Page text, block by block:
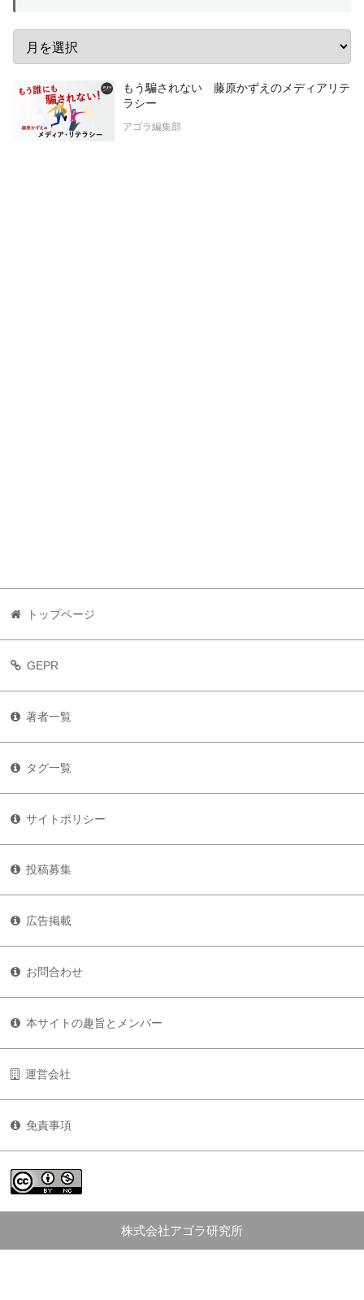
もう騙されない 藤原かずえのメディアリテ
ラシー
アゴラ編集部
トップページ
GEPR
著者一覧
タグ一覧
サイトポリシー
投稿募集
広告掲載
お問合わせ
本サイトの趣旨とメンバー
運営会社
免責事項
株式会社アゴラ研究所